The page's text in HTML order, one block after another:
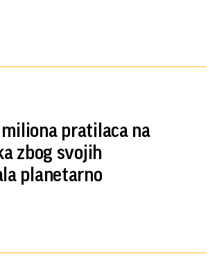
miliona pratilaca na
zbog svojih
planetarno